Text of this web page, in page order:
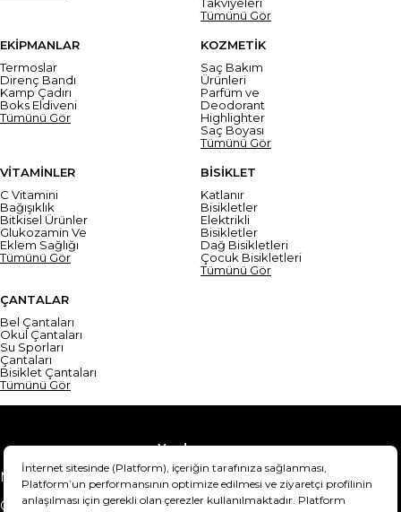
Tümünü Gör
EKİPMANLAR
Termoslar
Direnç Bandı
Kamp Çadırı
Boks Eldiveni
Tümünü Gör
KOZMETİK
Saç Bakım
Ürünleri
Parfüm ve
Deodorant
Highlighter
Saç Boyası
Tümünü Gör
VİTAMİNLER
C Vitamini
Bağışıklık
Bitkisel Ürünler
Glukozamin Ve
Eklem Sağlığı
Tümünü Gör
BİSİKLET
Katlanır
Bisikletler
Elektrikli
Bisikletler
Dağ Bisikletleri
Çocuk Bisikletleri
Tümünü Gör
ÇANTALAR
Bel Çantaları
Okul Çantaları
Su Sporları
Çantaları
Bisiklet Çantaları
Tümünü Gör
Yardım
Mesafeli Satış Sözleşmesi
Teslimat Bilgisi
Gizlilik Sözleşmesi
Şartlar & Koşullar